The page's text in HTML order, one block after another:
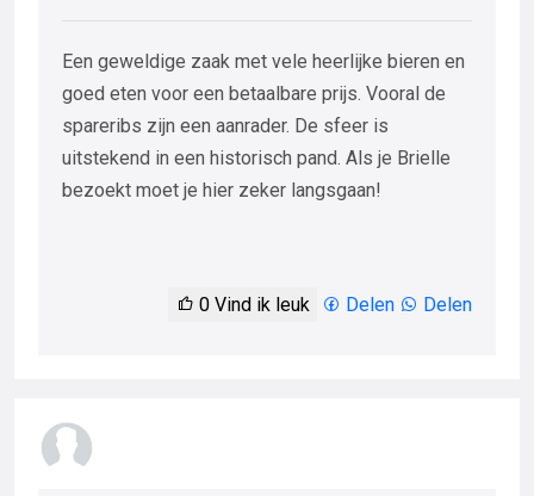
Een geweldige zaak met vele heerlijke bieren en
goed eten voor een betaalbare prijs. Vooral de
spareribs zijn een aanrader. De sfeer is
uitstekend in een historisch pand. Als je Brielle
bezoekt moet je hier zeker langsgaan!
0 Vind ik leuk Delen Delen